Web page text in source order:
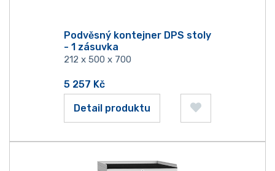
Podvěsný kontejner DPS stoly
- 1 zásuvka
212 x 500 x 700
5 257 Kč
Detail produktu